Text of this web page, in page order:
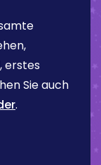
erstes
Sie auch
.